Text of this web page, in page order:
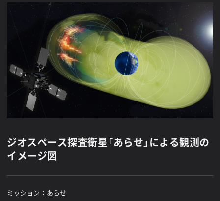
ジオスペース探査衛星「あらせ」による観測の
イメージ図
ミッション： あらせ